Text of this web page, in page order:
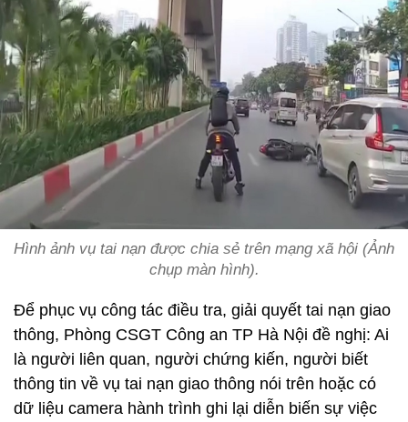
Hình ảnh vụ tai nạn được chia sẻ trên mạng xã hội (Ảnh
chụp màn hình).
Để phục vụ công tác điều tra, giải quyết tai nạn giao
thông, Phòng CSGT Công an TP Hà Nội đề nghị: Ai
là người liên quan, người chứng kiến, người biết
thông tin về vụ tai nạn giao thông nói trên hoặc có
dữ liệu camera hành trình ghi lại diễn biến sự việc